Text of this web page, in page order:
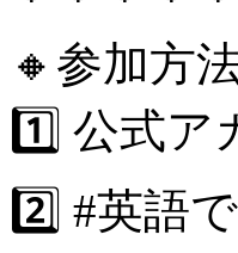
🔸 参加方
1️⃣ 公式ア
2️⃣ #英語